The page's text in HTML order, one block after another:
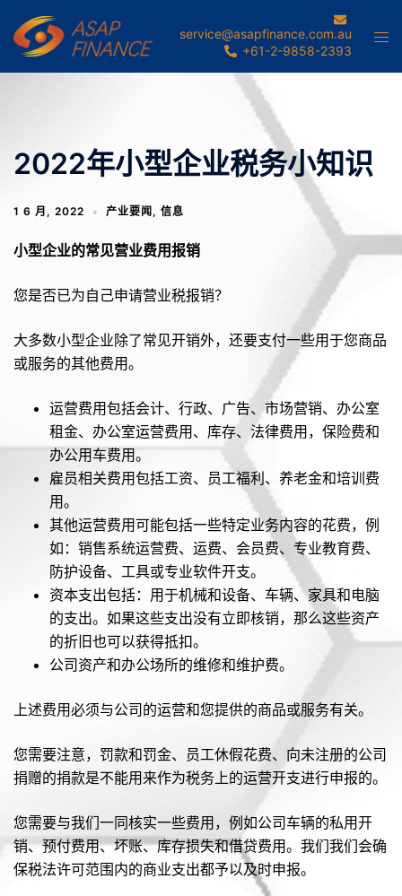
content
service@asapfinance.com.au
+61-2-9858-2393
2022年小型企业税务小知识
1 6 月, 2022 产业要闻 , 信息
小型企业的常见营业费用报销
您是否已为自己申请营业税报销？
大多数小型企业除了常见开销外，还要支付一些用于您商品
或服务的其他费用。
运营费用包括会计、行政、广告、市场营销、办公室
租金、办公室运营费用、库存、法律费用，保险费和
办公用车费用。
雇员相关费用包括工资、员工福利、养老金和培训费
用。
其他运营费用可能包括一些特定业务内容的花费，例
如：销售系统运营费、运费、会员费、专业教育费、
防护设备、工具或专业软件开支。
资本支出包括：用于机械和设备、车辆、家具和电脑
的支出。如果这些支出没有立即核销，那么这些资产
的折旧也可以获得抵扣。
公司资产和办公场所的维修和维护费。
上述费用必须与公司的运营和您提供的商品或服务有关。
您需要注意，罚款和罚金、员工休假花费、向未注册的公司
捐赠的捐款是不能用来作为税务上的运营开支进行申报的。
您需要与我们一同核实一些费用，例如公司车辆的私用开
销、预付费用、坏账、库存损失和借贷费用。我们我们会确
保税法许可范围内的商业支出都予以及时申报。